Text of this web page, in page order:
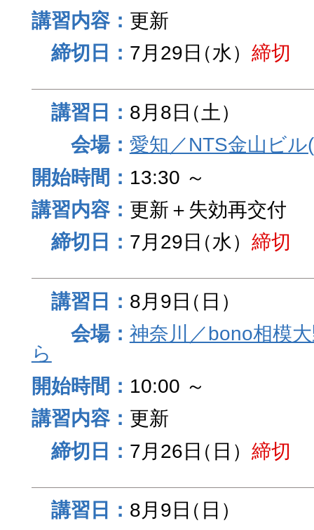
更新
7月29日（水） 締切
8月8日（土）
愛知／NTS金山ビ
13:30 ～
更新＋失効再交付
7月29日（水） 締切
8月9日（日）
神奈川／bono相模
ら
10:00 ～
更新
7月26日（日） 締切
8月9日（日）